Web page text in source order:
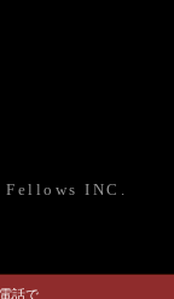
INC.
話で